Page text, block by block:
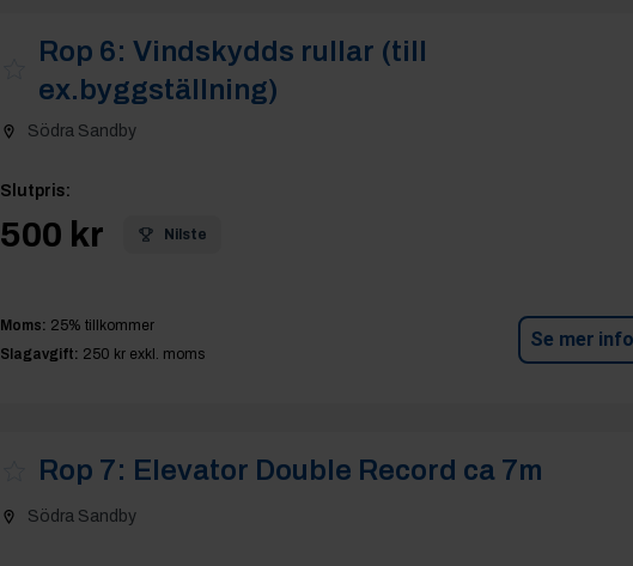
Rop 6: Vindskydds rullar (till
ex.byggställning)
Södra Sandby
Slutpris:
500 kr Nilste
Moms: 25% tillkommer
Slagavgift: 250 krexkl. moms
Se mer info
Rop 7: Elevator Double Record ca 7m
Södra Sandby